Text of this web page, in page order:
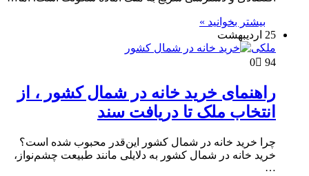
بیشتر بخوانید »
25 اردیبهشت
ملکی
0
94
راهنمای خرید خانه در شمال کشور ، از
انتخاب ملک تا دریافت سند
چرا خرید خانه در شمال کشور این‌قدر محبوب شده است؟
خرید خانه در شمال کشور به دلایلی مانند طبیعت چشم‌نواز،
…